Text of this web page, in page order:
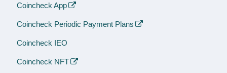
Coincheck App
Coincheck Periodic Payment Plans
Coincheck IEO
Coincheck NFT